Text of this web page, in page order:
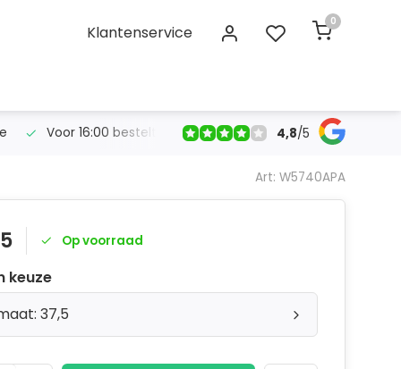
Klantenservice
0
Voor 16:00 bestelt, morgen in huis! Gratis
4,8/5
Art: W5740APA
Op voorraad
keuze
37,5